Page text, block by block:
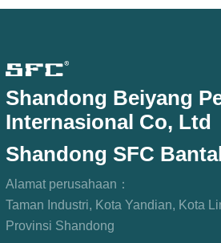
Shandong Beiyang
Internasional Co, Ltd
Shandong SFC
Alamat perusahaan：
Taman Industri, Kota Yandian, Kota
Provinsi Shandong